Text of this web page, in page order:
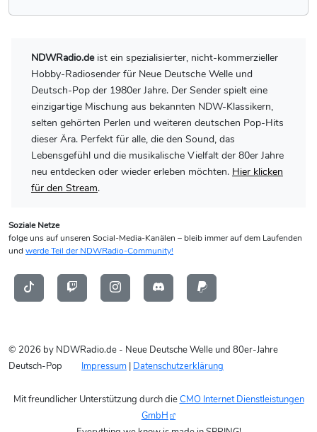
NDWRadio.deist ein spezialisierter, nicht-kommerzieller
Hobby-Radiosender für Neue Deutsche Welle und
Deutsch-Pop der 1980er Jahre. Der Sender spielt eine
einzigartige Mischung aus bekannten NDW-Klassikern,
selten gehörten Perlen und weiteren deutschen Pop-Hits
dieser Ära. Perfekt für alle, die den Sound, das
Lebensgefühl und die musikalische Vielfalt der 80er Jahre
neu entdecken oder wieder erleben möchten. Hier klicken
für den Stream.
Soziale Netze
folge uns auf unseren Social-Media-Kanälen – bleib immer auf dem Laufenden
und werde Teil der NDWRadio-Community!
© 2026 by NDWRadio.de - Neue Deutsche Welle und 80er-Jahre
Deutsch-Pop
Impressum | Datenschutzerklärung
Mit freundlicher Unterstützung durch dieCMO Internet Dienstleistungen
GmbH